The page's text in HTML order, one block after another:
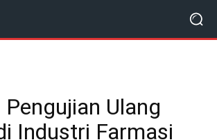
Pengujian Ulang
Industri Farmasi